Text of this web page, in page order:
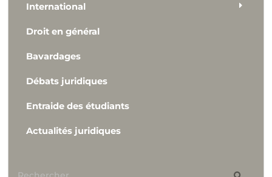
International
Droit en général
Bavardages
Débats juridiques
Entraide des étudiants
Actualités juridiques